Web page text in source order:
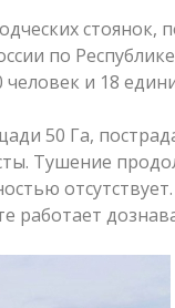
стоянок,
по
и 18
50 Га,
Тушение
работает